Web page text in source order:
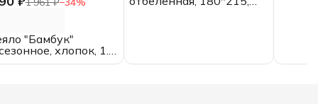
"Бамбук"
хлопок, 1.5